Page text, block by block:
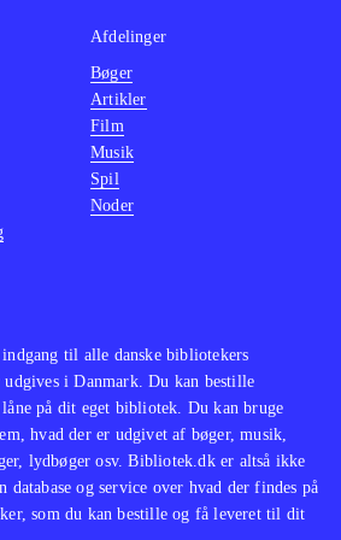
til My SingStar
i Singstar +
lignende i Just
central"
er der ingen
både sang og
Man skal
på, at spillet
controllere og
for at kunne
til alle danske bibliotekers
i Danmark. Du kan bestille
på dit eget bibliotek. Du kan bruge
hvad der er udgivet af bøger, musik,
lydbøger osv. Bibliotek.dk er altså ikke
og service over hvad der findes på
som du kan bestille og få leveret til dit
Afdelinger
Bøger
Artikler
Film
Musik
Spil
Noder